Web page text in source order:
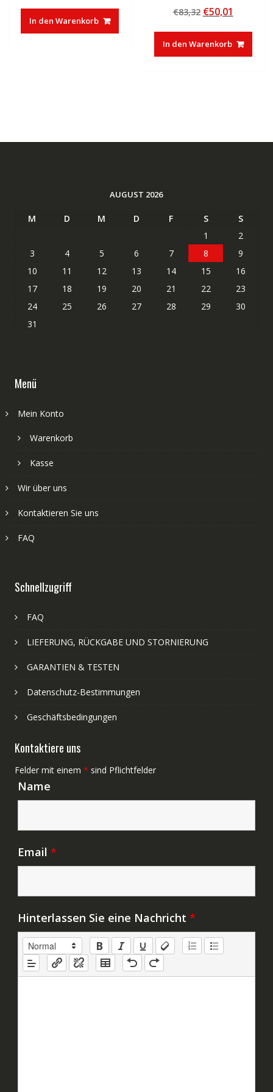
war:
€30,00
ist:
€16,33.
In den Warenkorb
4.50
von 5
€83,32 Ursprünglicher
war:
€83,32
€50,01
ist:
€50,01.
In den Warenkorb
AUGUST 2026
M D M D F S
S
1
2
3
4 5 6 7 8
9
10
11 12 13 14 15
16
17
18 19 20 21 22
23
24
25 26 27 28 29
30
31
Menü
Mein Konto
Warenkorb
Kasse
Wir über uns
Kontaktieren Sie uns
FAQ
Schnellzugriff
FAQ
LIEFERUNG, RÜCKGABE UND STORNIERUNG
GARANTIEN & TESTEN
Datenschutz-Bestimmungen
Geschäftsbedingungen
Kontaktiere uns
Felder mit einem * sind Pflichtfelder
Name
Email *
Hinterlassen Sie eine Nachricht *